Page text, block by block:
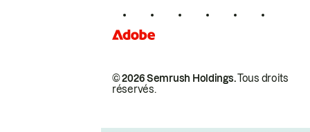
© 2026 Semrush Holdings.Tous droits
réservés.